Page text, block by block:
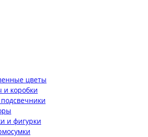
цветы
и коробки
и фигурки